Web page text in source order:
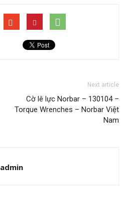
Next article
Cờ lê lực Norbar – 130104 –
Torque Wrenches – Norbar Việt
Nam
admin